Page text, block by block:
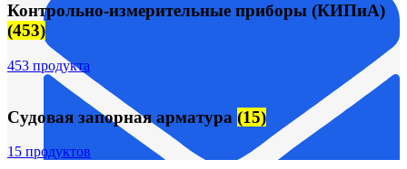
Контрольно-измерительные приборы (КИПиА)
(453)
453 продукта
Судовая запорная арматура (15)
15 продуктов